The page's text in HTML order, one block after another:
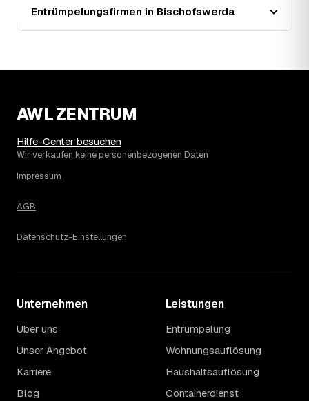
2020. Eine Prognose lässt sich daraus nicht ableiten,
aber die Daten zeigen: Wer frühzeitig anfragt, sichert sich
Die Spanne ergibt sich vor allem aus Menge und
Zugänglichkeit: Ein einzelner Keller oder Dachboden liegt
eher am unteren Ende, eine voll möblierte Wohnung mit
Etage ohne Aufzug oder viel Sperrmüll eher am oberen.
Sondermüllanteil verschieben den Endpreis. Den genauen
kostenlosen Einschätzung.
Entrümpelungsfirmen in Bischofswerda
AWL ZENTRUM
Hilfe-Center besuchen
Wir verkaufen keine personenbezogenen Daten
Impressum
AGB
Datenschutz-Einstellungen
Unternehmen
Über uns
Unser Angebot
Karriere
Blog
Leistungen
Entrümpelung
Wohnungsauflösung
Haushaltsauflösung
Containerdienst